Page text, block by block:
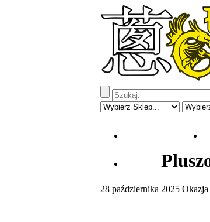
Strona Główna
28 października 2025 Okazja